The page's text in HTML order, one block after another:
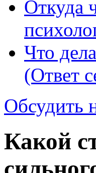
Откуда
Что
(Ответ
Обсудить
Какой